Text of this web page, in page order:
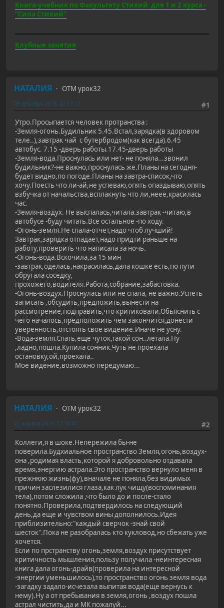
Книга-учебник по Факультету Стихий для 1 и 2 курса -
"Сила Стихий"
Клубные занятия
НАТАЛИЯ
ОТМ урок32
#1
09 декабря 2018, 22:17:12
Утро.Просыпается человек протранства :
-Земля-огонь.Будильник 5.45.Встал,зарядка(в здоровом
теле..),завтрак чай с бутербродом(как всегда).6.45
автобус. 7.15 -дверь работы.17.45-дверь работы
-Земля-вода.Проснулась или нет- не поняла...звонил
будильник?-не важно,проснулась же.Планы на сегодня-
будет видно,по погоде.Планы на завтра-список,что
хочу.Поесть что ли-ай,не успеваю,опять опаздываю,опять
взбучка от начальства,всплакнуть что ли,неее,красилась
час.
-Земля-воздух. Не выспалась,читала.завтрак -читаю,в
автобусе -буду читать.Все остальное -по ходу.
-Огонь-земля.Не спала-отчет,надо чтоб лучший!
Завтрак,зарядка отпадает,надо придти раньше на
работу,проверить что написала за ночь.
-Огонь-вода.Вскочила,за 15 мин
-завтрак,оделась,накрасилась,дала кошке есть,по пути
обругала соседку,
прохожего,водителя.Работа,собрание,забастовка.
-Огонь-воздух.Проснулась или не спала, не важно.Успеть
записать ,обсудить,предложить,вынести на
рассмотрение,подправить,что критиковали.Обьяснить с
чего началось,предположить чем закончится,донести
уверенность,отстоять свое видение.Иначе не усну.
-Вода-земля.Спать,еще чуток,такой сон..летала.Ну
,ладно,пошла.Купила сонник.Чуть не проехала
остановку,ой,проехала..
Мое видение,возможно передумаю...
НАТАЛИЯ
ОТМ урок32
#2
22 апреля 2019, 17:16:07
Коллеги,я в шоке.Непережила бы-не
поверила.Будхиальное пространство Земля,огонь,воздух-
она ,родимая власть,которой я добровольно отдавала
время,энергию астрала.Это пространство вернуло меня в
прежнюю жизнь(фу),вначале не поняла,без видимых
причин заслезилися глаза,как лук чищу(воспоминания
тела),потом сложила ,что было до и после-стало
понятно.Проверила,подтвердилось на следующий
день,да еще и чувством вины дополнилось.Идея
приблизительно:"каждый сверчок -знай свой
шесток".Пока не разобралась кто кукловод,но сбежать уже
хочется.
Если по прстранству огонь,земля,воздух присутствует
критичность мышления,пользу получила -неинтересная
книга дала огонь-драйв(проверила на интересной
-энергии уменьшилось),то пространство огонь земля вода
-загадку задало-исчезала выпитая вода(еще вернусь к
нему).Ну а от пребывания в земля,огонь ,воздух пошла
астрал чистить,да и МК пожалуй...